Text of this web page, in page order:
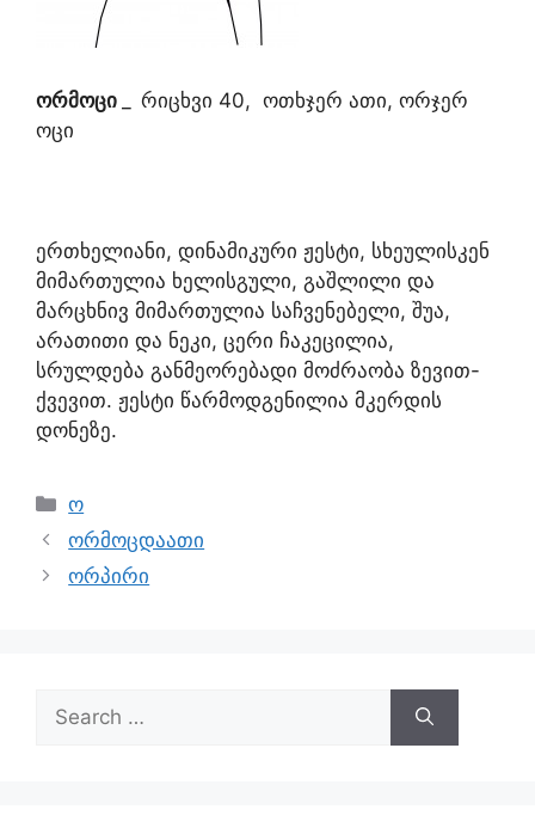
ორმოცი
რიცხვი 40, ოთხჯერ ათი, ორჯერ
ოცი
ერთხელიანი, დინამიკური ჟესტი, სხეულისკენ
მიმართულია ხელისგული, გაშლილი და
მარცხნივ მიმართულია საჩვენებელი, შუა,
არათითი და ნეკი, ცერი ჩაკეცილია,
სრულდება განმეორებადი მოძრაობა ზევით-
ქვევით. ჟესტი წარმოდგენილია მკერდის
დონეზე.
ო
ორმოცდაათი
ორპირი